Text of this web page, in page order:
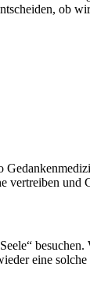
ob
vertreiben
eine